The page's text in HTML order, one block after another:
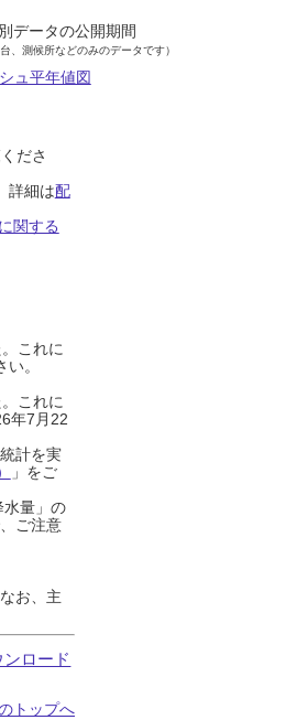
データの公開期間
台、測候所などのみのデータです）
ュ平年値図
ださ
詳細は配
関する
これに
。
これに
年7月22
計を実
」をご
水量」の
ご注意
お、主
ロード
トップへ